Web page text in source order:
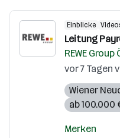
Einblicke
Leitung
REWE
vor 7
Wiener
ab 100.000
Merken